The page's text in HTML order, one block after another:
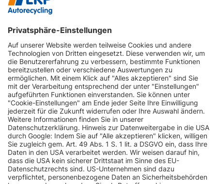
INFORMATIONEN
KUNDENSERVICE
INFORMATIONEN